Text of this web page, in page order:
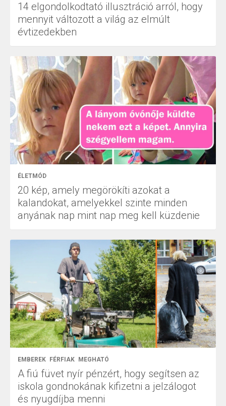
14 elgondolkodtató illusztráció arról, hogy
mennyit változott a világ az elmúlt
évtizedekben
ÉLETMÓD
20 kép, amely megörökíti azokat a
kalandokat, amelyekkel szinte minden
anyának nap mint nap meg kell küzdenie
EMBEREK FÉRFIAK MEGHATÓ
A fiú füvet nyír pénzért, hogy segítsen az
iskola gondnokának kifizetni a jelzálogot
és nyugdíjba menni